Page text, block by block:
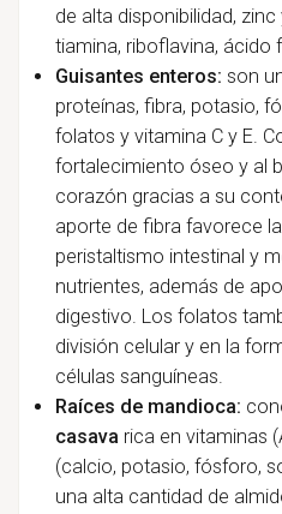
de alta disponibilidad,
tiamina, riboflavina,
Guisantes enteros: son
proteínas, fibra, potasio,
folatos y vitamina C y E.
fortalecimiento óseo y al
corazón gracias a su
aporte de fibra favorece
peristaltismo intestinal y
nutrientes, además de
digestivo. Los folatos
división celular y en la
células sanguíneas.
Raíces de mandioca:
casava rica en vitaminas
(calcio, potasio, fósforo,
una alta cantidad de